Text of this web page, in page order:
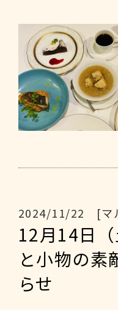
2024/11/22 [マ
12月14日
と小物の素
らせ